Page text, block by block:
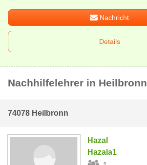
Nachricht
Details
Nachhilfelehrer in Heilbronn
74078 Heilbronn
Hazal
Hazala1